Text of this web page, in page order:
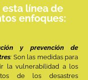
línea de
enfoques:
y prevención de
: Son las medidas para
la vulnerabilidad a los
de los desastres